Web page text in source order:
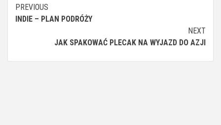
Continue
Reading
PREVIOUS
INDIE – PLAN PODRÓŻY
NEXT
JAK SPAKOWAĆ PLECAK NA WYJAZD DO AZJI